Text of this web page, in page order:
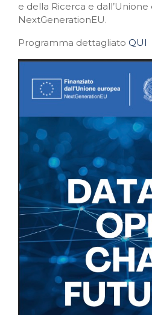
e della Ricerca e
NextGenerationEU.
Programma dettagliato QUI